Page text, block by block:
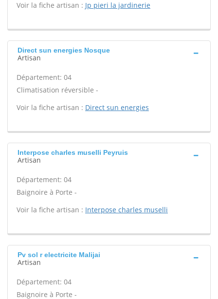
Voir la fiche artisan : Jp pieri la jardinerie
Direct sun energies Nosque
Artisan
Département: 04
Climatisation réversible -
Voir la fiche artisan : Direct sun energies
Interpose charles muselli Peyruis
Artisan
Département: 04
Baignoire à Porte -
Voir la fiche artisan : Interpose charles muselli
Pv sol r electricite Malijai
Artisan
Département: 04
Baignoire à Porte -